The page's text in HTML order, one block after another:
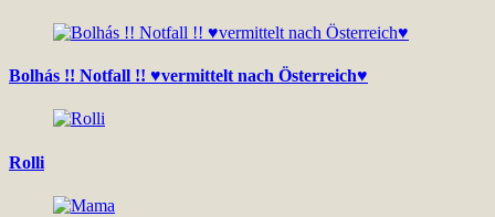
Bolhás !! Notfall !! ♥vermittelt nach Österreich♥
Rolli